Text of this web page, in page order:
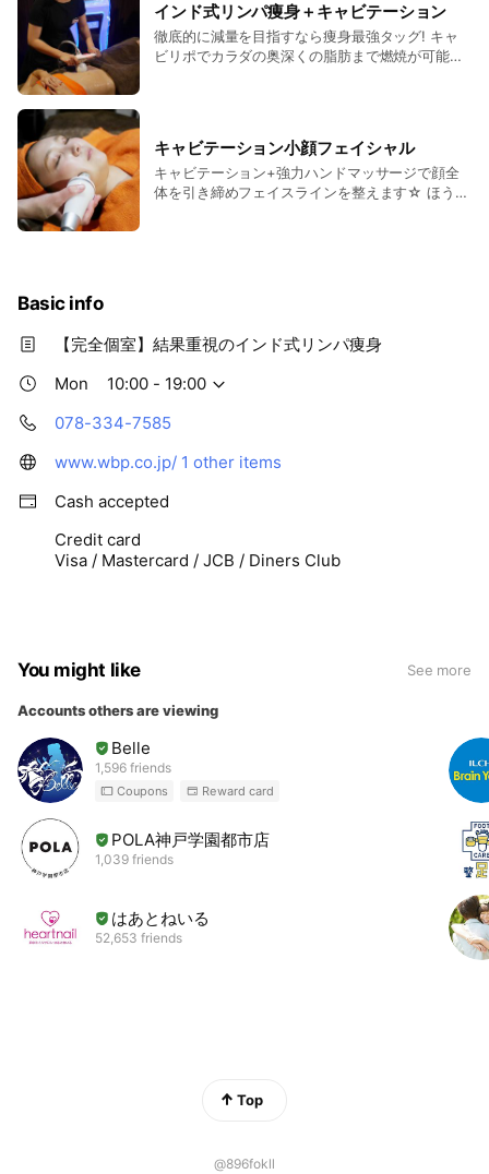
エステを経験してきたOLさん～主婦の方など幅広
い年代層が認める、リピータ－続出の圧巻の技術
をぜひご体感ください！
インド式リンパ痩身＋キャビテーション
徹底的に減量を目指すなら痩身最強タッグ! キャ
ビリポでカラダの奥深くの脂肪まで燃焼が可能
キャビテーション小顔フェイシャル
キャビテーション+強力ハンドマッサージで顔全
体を引き締めフェイスラインを整えます☆ ほうれ
Basic info
【完全個室】結果重視のインド式リンパ痩身
Mon
10:00 - 19:00
078-334-7585
www.wbp.co.jp/ 1 other items
Cash accepted
Credit card
Visa / Mastercard / JCB / Diners Club
You might like See more
Accounts others are viewing
Belle
1,596 friends
Coupons Reward card
POLA神戸学園都市店
1,039 friends
はあとねいる
52,653 friends
Top
@896fokll